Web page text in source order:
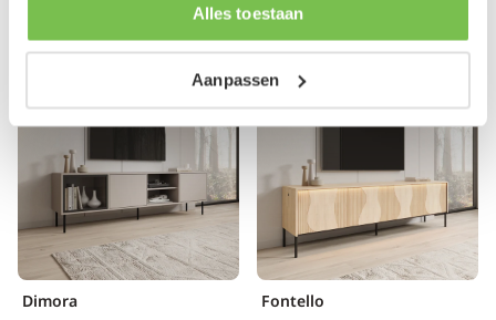
verzameld op basis van je gebruik van hun services.
Alles toestaan
Aanpassen
Dimora Fontello